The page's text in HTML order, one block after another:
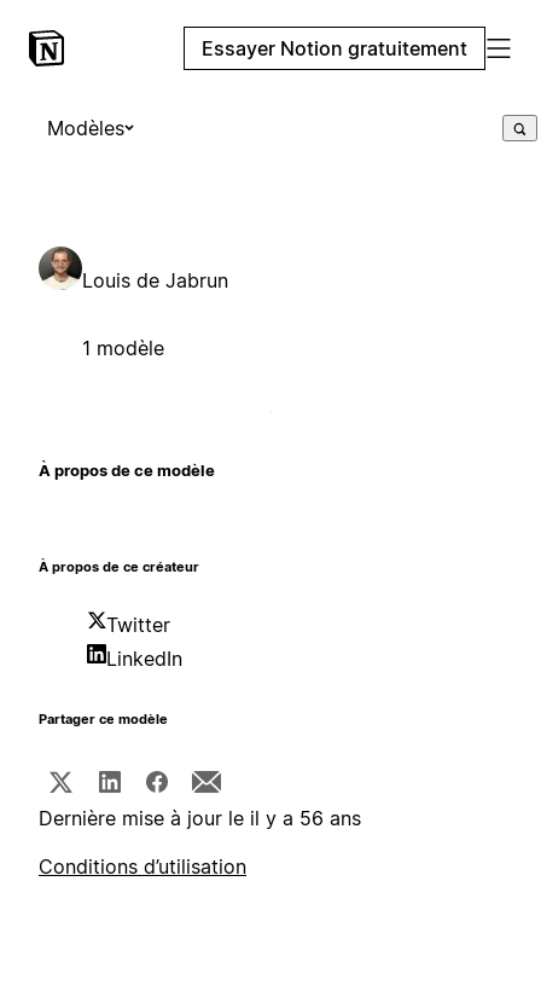
Essayer Notion gratuitement
Modèles
Louis de Jabrun
1 modèle
À propos de ce modèle
À propos de ce créateur
Twitter
LinkedIn
Partager ce modèle
Dernière mise à jour le il y a 56 ans
Conditions d’utilisation